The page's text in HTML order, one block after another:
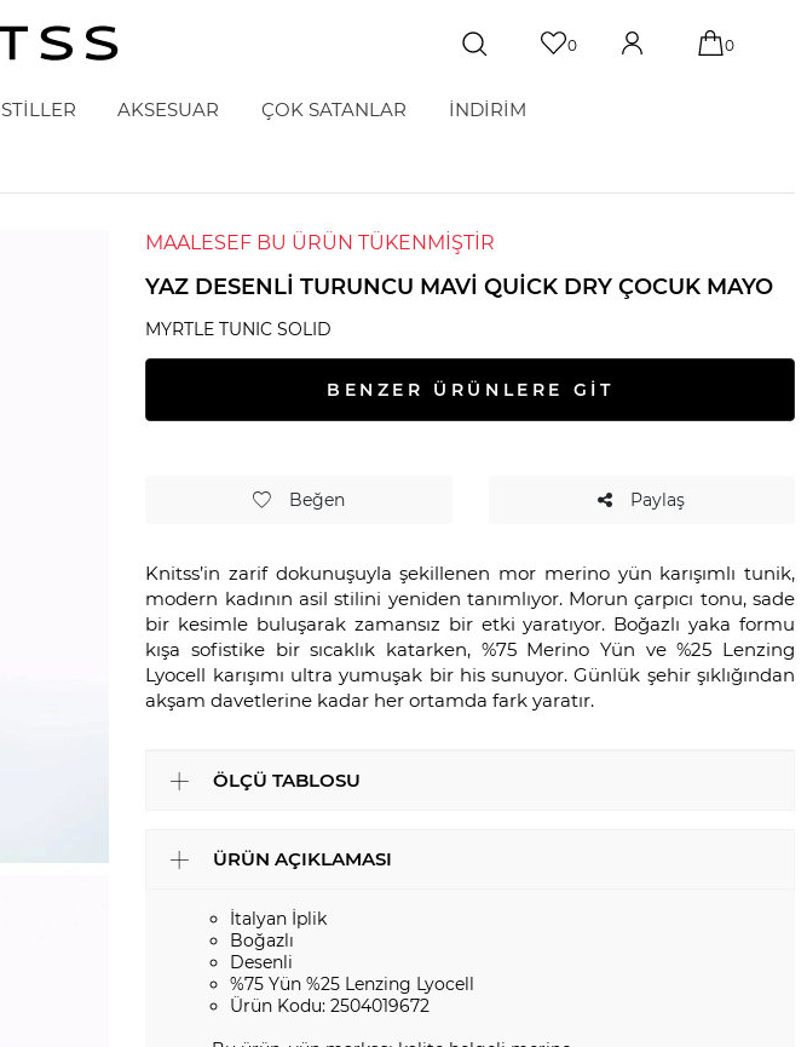
0 0
STİLLER AKSESUAR ÇOK SATANLAR İNDİRİM
MAALESEF BU ÜRÜN TÜKENMİŞTİR
YAZ DESENLI TURUNCU MAVI QUICK DRY ÇOCUK MAYO
MYRTLE TUNIC SOLID
BENZER ÜRÜNLERE GİT
Beğen Paylaş
Knitss’in zarif dokunuşuyla şekillenen mor merino yün karışımlı tunik,
modern kadının asil stilini yeniden tanımlıyor. Morun çarpıcı tonu, sade
bir kesimle buluşarak zamansız bir etki yaratıyor. Boğazlı yaka formu
kışa sofistike bir sıcaklık katarken, %75 Merino Yün ve %25 Lenzing
Lyocell karışımı ultra yumuşak bir his sunuyor. Günlük şehir şıklığından
akşam davetlerine kadar her ortamda fark yaratır.
ÖLÇÜ TABLOSU
ÜRÜN AÇIKLAMASI
İtalyan İplik
Boğazlı
Desenli
%75 Yün %25 Lenzing Lyocell
Ürün Kodu: 2504019672